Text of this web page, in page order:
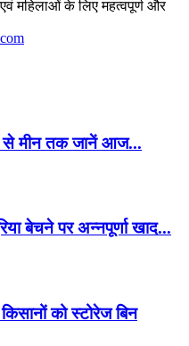
एवं महिलाओं के लिए महत्वपूर्ण और
से मीन तक जानें आज...
बेचने पर अन्नपूर्णा खाद...
को स्टोरेज बिन